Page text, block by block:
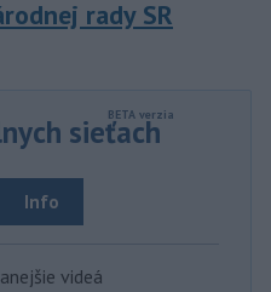
rady SR
sieťach
Info
videá